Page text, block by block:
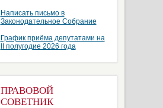
Написать письмо в
Законодательное Собрание
График приёма депутатами на
II полугодие 2026 года
ПРАВОВОЙ
СОВЕТНИК